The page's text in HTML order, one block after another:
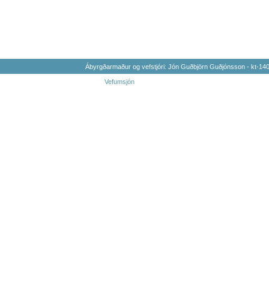
Ábyrgðarmaður og vefstjóri: Jón Guðbjörn Guðjónsson - kt-
Vefumsjón